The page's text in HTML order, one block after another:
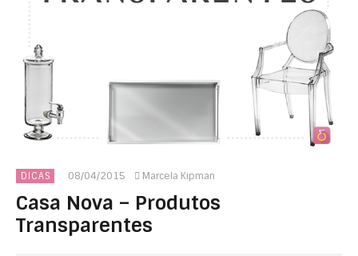
DICAS 08/04/2015 Marcela Kipman
Casa Nova – Produtos
Transparentes